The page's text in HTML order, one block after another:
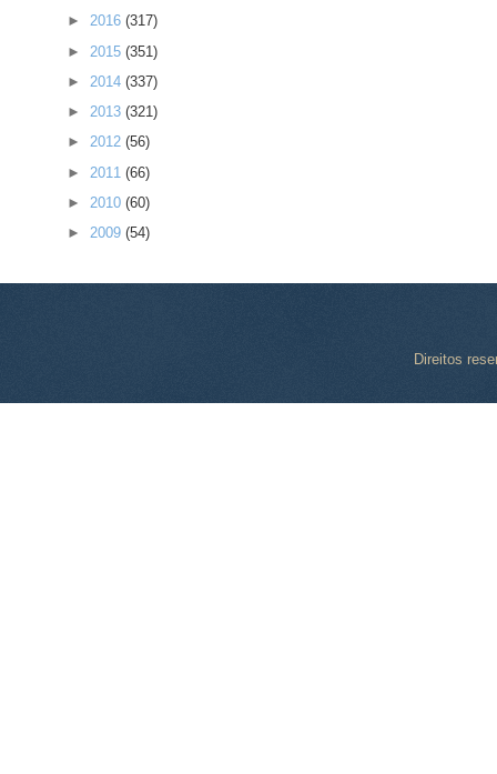
► 2016 (317)
► 2015 (351)
► 2014 (337)
► 2013 (321)
► 2012 (56)
► 2011 (66)
► 2010 (60)
► 2009 (54)
Direitos